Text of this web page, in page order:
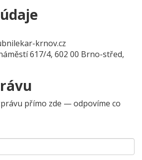
krnov.cz
617/4, 602 00 Brno-střed,
přímo zde — odpovíme co